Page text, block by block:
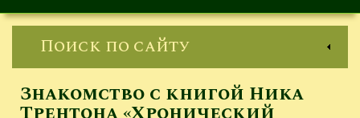
Поиск по сайту
Знакомство с книгой Ника